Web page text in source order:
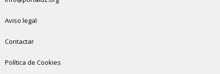
Aviso legal
Contactar
Política de Cookies